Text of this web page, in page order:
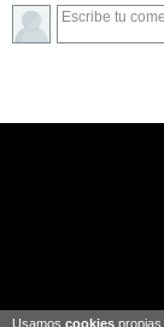
Usamos cookies